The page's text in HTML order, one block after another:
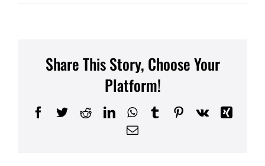
dịch
Share This Story, Choose Your
Platform!
Facebook
TwitterRedditLinkedInWhatsApp
TumblrPinterest
Vk
Xing
Email